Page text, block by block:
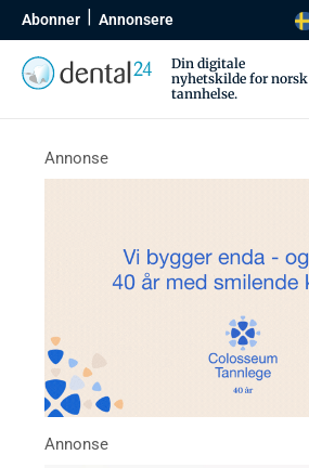
Abonner Annonsere
Din digitale
nyhetskilde for norsk
tannhelse.